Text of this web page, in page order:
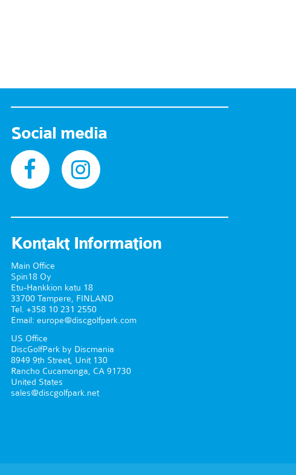
Social media
Kontakt Information
Main Office
Spin18 Oy
Etu-Hankkion katu 18
33700 Tampere, FINLAND
Tel. +358 10 231 2550
Email: europe@discgolfpark.com
US Office
DiscGolfPark by Discmania
8949 9th Street, Unit 130
Rancho Cucamonga, CA 91730
United States
sales@discgolfpark.net